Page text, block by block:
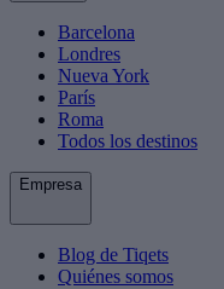
Barcelona
Londres
Nueva York
París
Roma
Todos los destinos
Empresa
Blog de Tiqets
Quiénes somos